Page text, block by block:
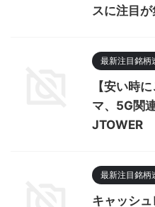
スに注目
最新注目銘柄
【安い時
マ、5G関
JTOWER
最新注目銘柄
キャッシ